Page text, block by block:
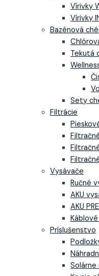
Vírivky
Vírivky
Bazénová
Tekutá
Sety
Filtrácie
Vysávače
Ručné
AKU
AKU
Príslušenstvo